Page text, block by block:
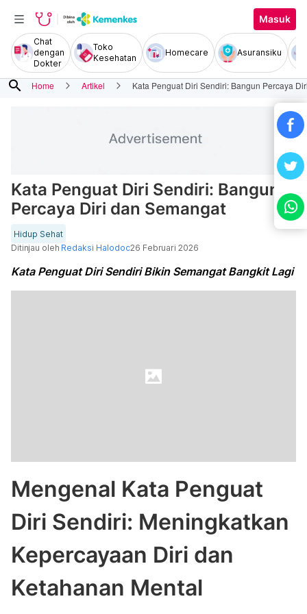
Masuk
Chat
dengan
Dokter
Toko
Kesehatan
Homecare Asuransiku
search Home Artikel Kata Penguat Diri Sendiri: Bangun Percaya
Kata Penguat Diri Sendiri: Bangun
Percaya Diri dan Semangat
Hidup Sehat
Ditinjau oleh Redaksi Halodoc26 Februari 2026
Kata Penguat Diri Sendiri Bikin Semangat Bangkit Lagi
Mengenal Kata Penguat
Diri Sendiri: Meningkatkan
Kepercayaan Diri dan
Ketahanan Mental